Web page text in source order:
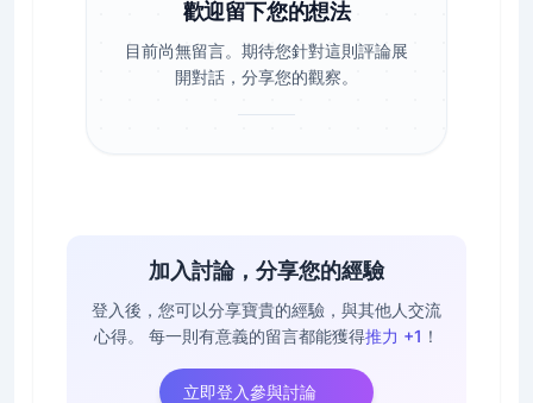
歡迎留下您的想法
目前尚無留言。期待您針對這則評論展
開對話，分享您的觀察。
加入討論，分享您的經驗
登入後，您可以分享寶貴的經驗，與其他人交流
心得。
每一則有意義的留言都能獲得推力 +1 ！
立即登入參與討論